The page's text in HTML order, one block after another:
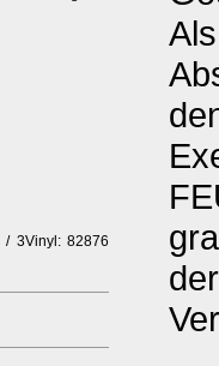
3Vinyl: 82876